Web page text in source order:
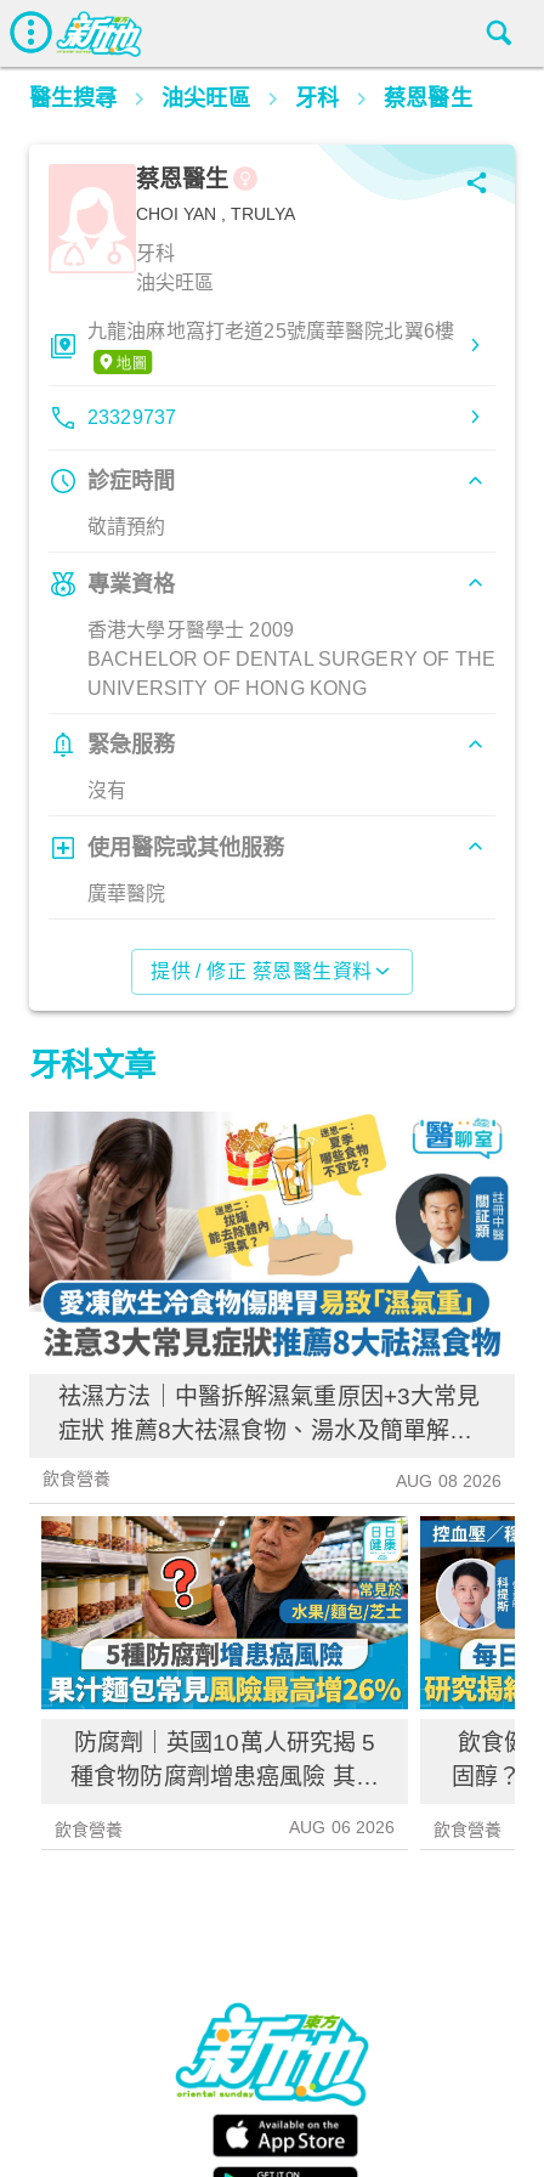
醫生搜尋 油尖旺區 牙科 蔡恩醫生
蔡恩醫生
CHOI YAN , TRULYA
牙科
油尖旺區
九龍油麻地窩打老道25號廣華醫院北翼6樓
23329737
診症時間
敬請預約
專業資格
香港大學牙醫學士 2009
BACHELOR OF DENTAL SURGERY OF THE
UNIVERSITY OF HONG KONG
緊急服務
沒有
使用醫院或其他服務
廣華醫院
提供 / 修正 蔡恩醫生資料
牙科文章
祛濕方法｜中醫拆解濕氣重原因+3大常見
症狀 推薦8大祛濕食物、湯水及簡單解決
方法！
飲食營養 AUG 08 2026
防腐劑｜英國10萬人研究揭 5
種食物防腐劑增患癌風險 其中
飲食營養 AUG 06 2026
飲食健
固醇？
飲食營養